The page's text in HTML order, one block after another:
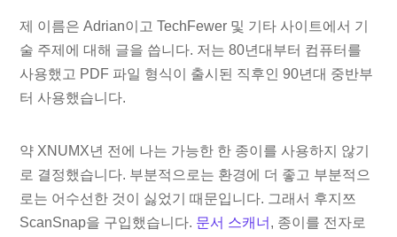
제 이름은 Adrian이고 TechFewer 및 기타 사이트에서 기
술 주제에 대해 글을 씁니다. 저는 80년대부터 컴퓨터를
사용했고 PDF 파일 형식이 출시된 직후인 90년대 중반부
터 사용했습니다.
약 XNUMX년 전에 나는 가능한 한 종이를 사용하지 않기
로 결정했습니다. 부분적으로는 환경에 더 좋고 부분적으
로는 어수선한 것이 싫었기 때문입니다. 그래서 후지쯔
ScanSnap을 구입했습니다. 문서 스캐너 , 종이를 전자로